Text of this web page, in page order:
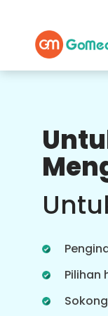
Pilihan
Faedah
Dapatkan
setiap